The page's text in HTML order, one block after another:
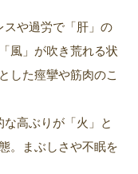
スや過労で「肝」の
風」が吹き荒れる状
した痙攣や筋肉のこ
な高ぶりが「火」と
。まぶしさや不眠を